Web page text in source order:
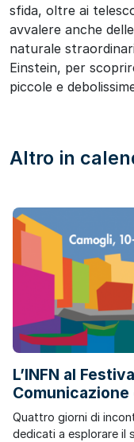
sfida, oltre ai
avvalere anche
naturale
Einstein, per
piccole e
Altro in
L’INFN al
Quattro giorni di
dedicati a esplorare il